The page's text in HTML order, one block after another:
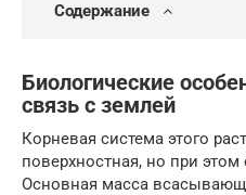
Содержание
Биологические
связь с землей
Корневая система этого
поверхностная, но при этом
Основная масса